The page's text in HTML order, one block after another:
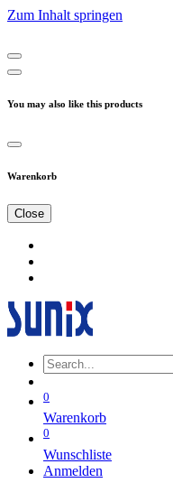
Zum Inhalt springen
You may also like this products
Warenkorb
Close
0
Warenkorb
0
Wunschliste
Anmelden